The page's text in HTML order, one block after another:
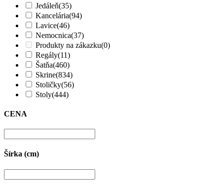
Jedáleň(35)
Kancelária(94)
Lavice(46)
Nemocnica(37)
Produkty na zákazku(0)
Regály(11)
Šatňa(460)
Skrine(834)
Stoličky(56)
Stoly(444)
CENA
Šírka (cm)